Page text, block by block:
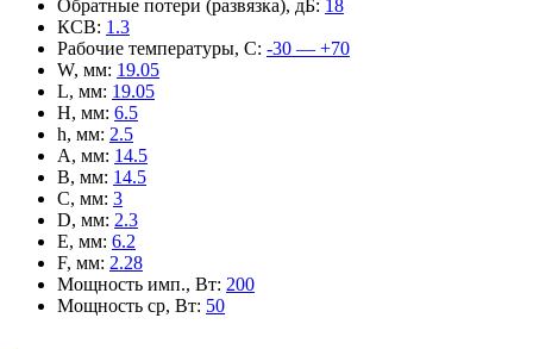
Обратные потери (развязка), дБ: 18
КСВ: 1.3
Рабочие температуры, С: -30 — +70
W, мм: 19.05
L, мм: 19.05
H, мм: 6.5
h, мм: 2.5
A, мм: 14.5
B, мм: 14.5
C, мм: 3
D, мм: 2.3
E, мм: 6.2
F, мм: 2.28
Мощность имп., Вт: 200
Мощность ср, Вт: 50